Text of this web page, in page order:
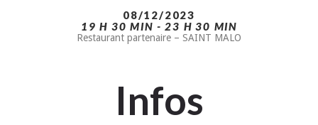
08/12/2023
19 H 30 MIN - 23 H 30 MIN
Restaurant partenaire – SAINT MALO
Infos